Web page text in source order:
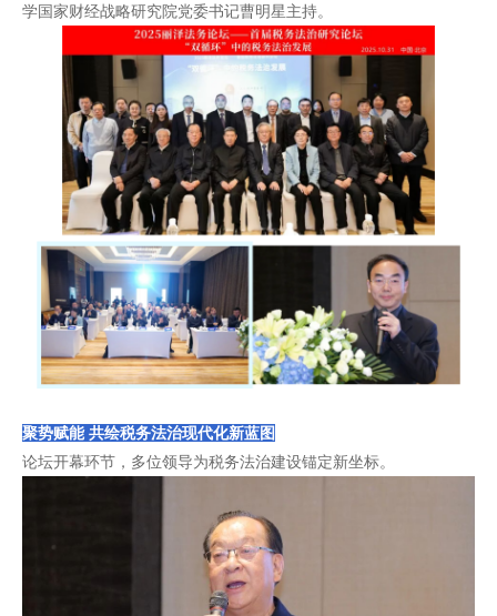
学国家财经战略研究院党委书记曹明星主持。
聚势赋能共绘税务法治现代化新蓝图
论坛开幕环节，多位领导为税务法治建设锚定新坐标。